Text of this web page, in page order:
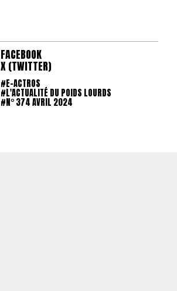
FACEBOOK
X (TWITTER)
#E-ACTROS
#L'ACTUALITÉ DU POIDS LOURDS
#N° 374 AVRIL 2024